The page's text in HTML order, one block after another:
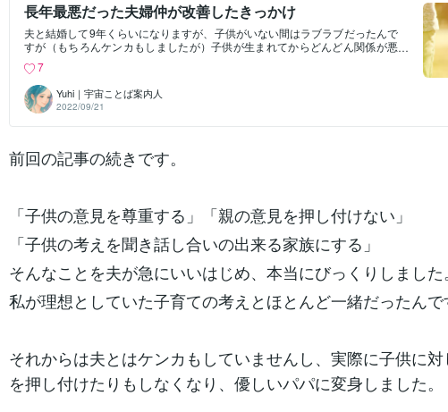
長年最悪だった夫婦仲が改善したきっかけ
夫と結婚して9年くらいになりますが、子供がいない間はラブラブだったんで
すが（もちろんケンカもしましたが）子供が生まれてからどんどん関係が悪
イシスや産後うつのような状況になったり不安定になるものですが、私の場
合産後何年たっても夫のことが嫌で嫌でたまりませんでした。私は母が既に
他界しているので、頼れるのは夫しかいないのですが、出産後泊まりでゴル
フに行ったり、自分の好きなことばかりしている夫に何度もキレては諦め、
諦めきれずに話し合うが話し合っても決着はつくことはなく必ずキレ話し合
と思っていました。この人とは一生分かり合えない。とも思っていました。
息子に対しても威圧的で子供の尊厳を無視したような言い方や態度をするの
急に優しくなったのです。きっかけは息子の「チック」です。チックは精神
的に何か負担があるときに出やすいそうで（そうとも限らないそうですが）
思い当たることがあったんです。というのも息子が習い事を辞めたいとぼそ
っと言ったことで、辞めるか辞めないかの話で私たち夫婦が怒鳴り合いのケ
そのケンカはおそらく息子の心を傷つけたと思います。「自分の習い事のこ
とでお父さんとお母さんがけんかをしてしまった。自分が辞めたいと言った
から…」などと、どう思ったかはわかり
7
Yuhi｜宇宙ことば案内人
2022/09/21
前回の記事の続きです。
「子供の意見を尊重する」「親の意見を押し付けない」
「子供の考えを聞き話し合いの出来る家族にする」
そんなことを夫が急にいいはじめ、本当にびっくりしました。
私が理想としていた子育ての考えとほとんど一緒だったんで
それからは夫とはケンカもしていませんし、実際に子供に
を押し付けたりもしなくなり、優しいパパに変身しました。